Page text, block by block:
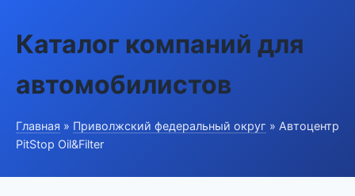
Каталог компаний для
автомобилистов
Главная » Приволжский федеральный округ » Автоцентр
PitStop Oil&Filter